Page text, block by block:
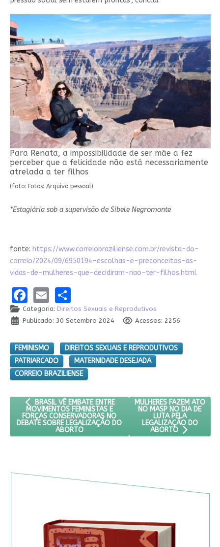
Para Renata, a impossibilidade de ser mãe a fez
perceber que a felicidade não está necessariamente
atrelada a ter filhos
(foto: Fotos: Arquivo pessoal)
*Estagiária sob a supervisão de Sibele Negromonte
fonte: https://www.correiobraziliense.com.br/revista-do-
correio/2024/09/6950194-escolhas-e-preconceitos-as-
vidas-de-mulheres-que-decidiram-nao-ter-filhos.html
Facebook
EmailShare
Categoria: Direitos Sexuais e Reprodutivos
Publicado: 30 Setembro 2024
Acessos: 2256
FEMINISMO
DIREITOS SEXUAIS E REPRODUTIVOS
PATRIARCADO
MATERNIDADE DESEJADA
CORREIO BRAZILIENSE
ARTIGO ANTERIOR: BRASIL VÊ EMBATE ENTRE MOVIMENTOS
BRASIL VÊ EMBATE ENTRE
MOVIMENTOS FEMINISTAS E
FORÇAS CONSERVADORAS NO
DEBATE SOBRE LEGALIZAÇÃO DO
ABORTO
PRÓXIMO ARTIGO:
MULHERES FAZEM ATO
NO MASP NO DIA DE
LUTA PELA
LEGALIZAÇÃO DO
ABORTO